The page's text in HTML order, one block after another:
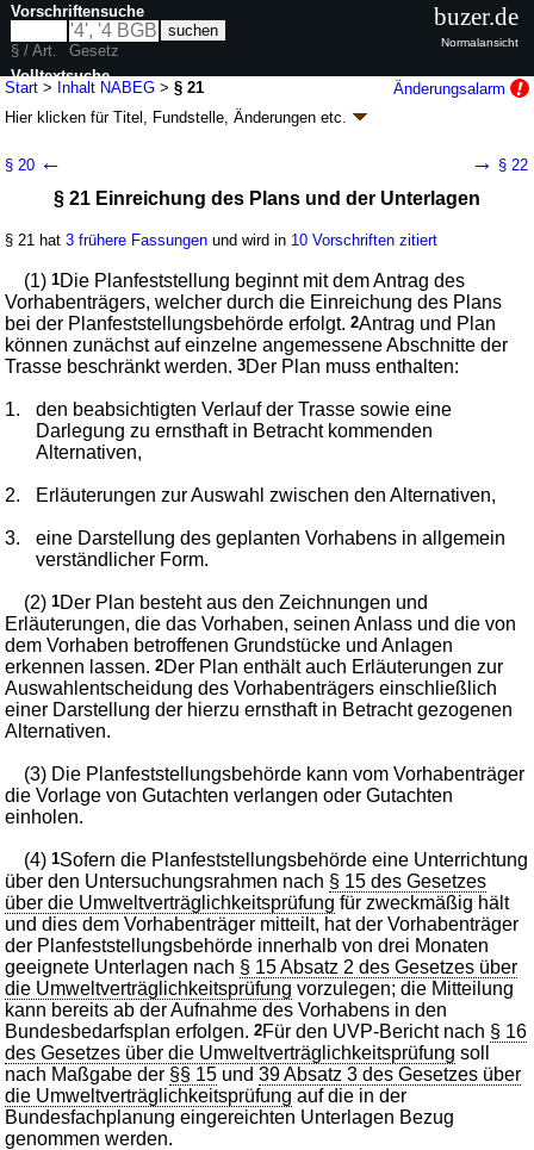
Start > Inhalt NABEG >§ 21
Änderungsalarm
Hier klicken fürTitel, Fundstelle, Änderungen etc.
Übertragungsnetz (NABEG)
Artikel 1 G. v. 28.07.2011BGBl. I S. 1690( Nr. 43 ); zuletzt geändert durch
Geltung ab 05.08.2011; FNA: 752-8Elektrizität und Gas
wird in 59 Vorschriften zitiert
Abschnitt 3 Planfeststellung
§ 20 ← → § 22
§ 21 Einreichung des Plans und der Unterlagen
§ 21 hat3 frühere Fassungen und wird in 10 Vorschriften zitiert
(1)1Die Planfeststellung beginnt mit dem Antrag des
Vorhabenträgers, welcher durch die Einreichung des Plans
bei der Planfeststellungsbehörde erfolgt.2Antrag und Plan
können zunächst auf einzelne angemessene Abschnitte der
Trasse beschränkt werden.3Der Plan muss enthalten:
1.
den beabsichtigten Verlauf der Trasse sowie eine
Darlegung zu ernsthaft in Betracht kommenden
Alternativen,
2. Erläuterungen zur Auswahl zwischen den Alternativen,
3.
eine Darstellung des geplanten Vorhabens in allgemein
verständlicher Form.
(2)1Der Plan besteht aus den Zeichnungen und
Erläuterungen, die das Vorhaben, seinen Anlass und die von
dem Vorhaben betroffenen Grundstücke und Anlagen
erkennen lassen.2Der Plan enthält auch Erläuterungen zur
Auswahlentscheidung des Vorhabenträgers einschließlich
einer Darstellung der hierzu ernsthaft in Betracht gezogenen
Alternativen.
(3) Die Planfeststellungsbehörde kann vom Vorhabenträger
die Vorlage von Gutachten verlangen oder Gutachten
einholen.
(4)1Sofern die Planfeststellungsbehörde eine Unterrichtung
über den Untersuchungsrahmen nach § 15 des Gesetzes
über die Umweltverträglichkeitsprüfung für zweckmäßig hält
und dies dem Vorhabenträger mitteilt, hat der Vorhabenträger
der Planfeststellungsbehörde innerhalb von drei Monaten
geeignete Unterlagen nach § 15 Absatz 2 des Gesetzes über
die Umweltverträglichkeitsprüfung vorzulegen; die Mitteilung
kann bereits ab der Aufnahme des Vorhabens in den
Bundesbedarfsplan erfolgen.2Für den UVP-Bericht nach § 16
des Gesetzes über die Umweltverträglichkeitsprüfung soll
nach Maßgabe der §§ 15 und39 Absatz 3 des Gesetzes über
die Umweltverträglichkeitsprüfung auf die in der
Bundesfachplanung eingereichten Unterlagen Bezug
genommen werden.
Vorschriftensuche
§ / Art.
Gesetz
Volltextsuche
nur in NABEG
buzer.de
Normalansicht